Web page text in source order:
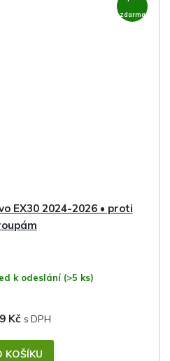
zdarma
EX30 2024-2026 • proti
k odeslání (>5 ks)
Kč
KOŠÍKU